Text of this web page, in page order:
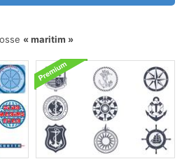
maritim